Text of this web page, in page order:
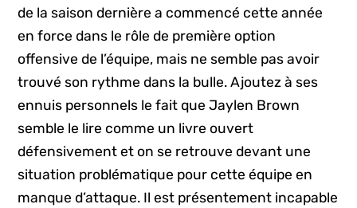
de la saison dernière a commencé cette année
en force dans le rôle de première option
offensive de l’équipe, mais ne semble pas avoir
trouvé son rythme dans la bulle. Ajoutez à ses
ennuis personnels le fait que Jaylen Brown
semble le lire comme un livre ouvert
défensivement et on se retrouve devant une
situation problématique pour cette équipe en
manque d’attaque. Il est présentement incapable